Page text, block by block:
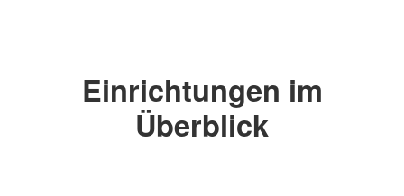
Einrichtungen im
Überblick